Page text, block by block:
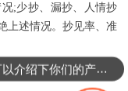
;少抄、漏抄、人情抄
上述情况。抄见率、准
用
以介绍下你们的产品么